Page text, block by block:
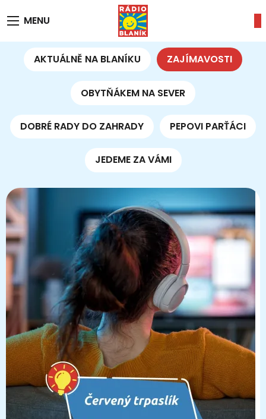
MENU
AKTUÁLNĚ NA BLANÍKU ZAJÍMAVOSTI
OBYTŇÁKEM NA SEVER
DOBRÉ RADY DO ZAHRADY PEPOVI PARŤÁCI
JEDEME ZA VÁMI